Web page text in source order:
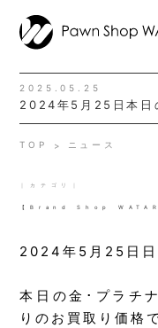
2025.05.25
2024年5月25日本日
TOP ニュース
｜カテゴリ｜
【Brand Shop
2024年5月25日日
本日の金･プラチ
りのお買取り価格